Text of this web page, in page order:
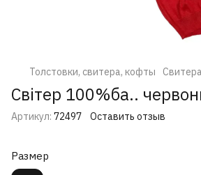
Толстовки, свитера, кофты
Світер 100%ба..
Артикул: 72497 Оставить отзыв
Размер